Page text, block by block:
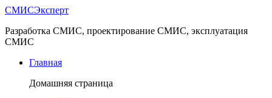
СМИСЭксперт
Разработка СМИС, проектирование СМИС, эксплуатация
СМИС
Главная
Домашняя страница